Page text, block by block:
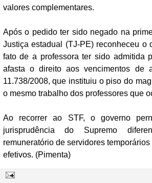
valores complementares.
Após o pedido ter sido negado na
Justiça estadual (TJ-PE) reconheceu o
fato de a professora ter sido admitida
afasta o direito aos vencimentos de
11.738/2008, que instituiu o piso do
o mesmo trabalho dos professores que
Ao recorrer ao STF, o governo
jurisprudência do Supremo
remuneratório de servidores
efetivos. (Pimenta)